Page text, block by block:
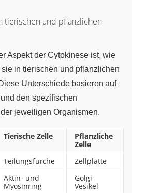
tierischen und pflanzlichen
Aspekt der Cytokinese ist, wie
in tierischen und pflanzlichen
Unterschiede basieren auf
den spezifischen
jeweiligen Organismen.
Tierische Zelle
Pflanzliche
Zelle
Teilungsfurche Zellplatte
Aktin- und
Myosinring
Golgi-
Vesikel